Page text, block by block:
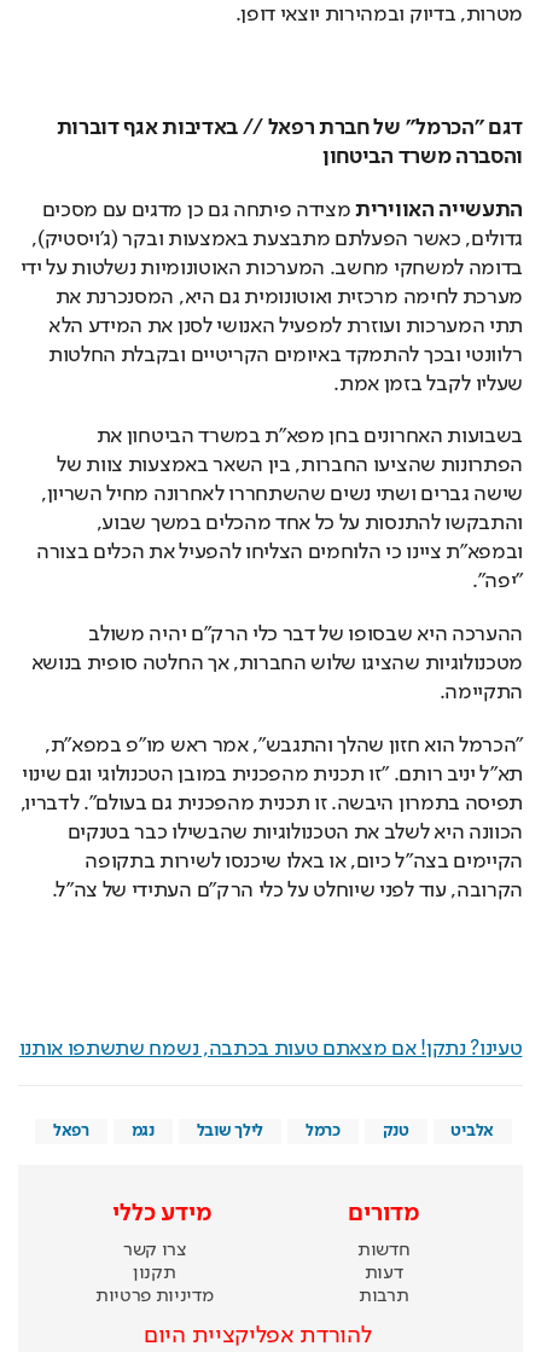
מטרות, בדיוק ובמהירות יוצאי דופן.
דגם "הכרמל" של חברת רפאל // באדיבות אגף דוברות
והסברה משרד הביטחון
התעשייה האווירית
מצידה פיתחה גם כן מדגים עם מסכים
גדולים, כאשר הפעלתם מתבצעת באמצעות ובקר (ג'ויסטיק),
בדומה למשחקי מחשב. המערכות האוטונומיות נשלטות על ידי
מערכת לחימה מרכזית ואוטונומית גם היא, המסנכרנת את
תתי המערכות ועוזרת למפעיל האנושי לסנן את המידע הלא
רלוונטי ובכך להתמקד באיומים הקריטיים ובקבלת החלטות
שעליו לקבל בזמן אמת.
בשבועות האחרונים בחן מפא"ת במשרד הביטחון את
הפתרונות שהציעו החברות, בין השאר באמצעות צוות של
שישה גברים ושתי נשים שהשתחררו לאחרונה מחיל השריון,
והתבקשו להתנסות על כל אחד מהכלים במשך שבוע,
ובמפא"ת ציינו כי הלוחמים הצליחו להפעיל את הכלים בצורה
"יפה".
ההערכה היא שבסופו של דבר כלי הרק"ם יהיה משולב
מטכנולוגיות שהציגו שלוש החברות, אך החלטה סופית בנושא
התקיימה.
"הכרמל הוא חזון שהלך והתגבש", אמר ראש מו"פ במפא"ת,
תא"ל יניב רותם. "זו תכנית מהפכנית במובן הטכנולוגי וגם שינוי
תפיסה בתמרון היבשה. זו תכנית מהפכנית גם בעולם". לדבריו,
הכוונה היא לשלב את הטכנולוגיות שהבשילו כבר בטנקים
הקיימים בצה"ל כיום, או באלו שיכנסו לשירות בתקופה
הקרובה, עוד לפני שיוחלט על כלי הרק"ם העתידי של צה"ל.
טעינו? נתקן! אם מצאתם טעות בכתבה, נשמח שתשתפו אותנו
אלביט טנק כרמל לילך שובל נגמ רפאל
מדורים
חדשות
דעות
תרבות
מידע כללי
צרו קשר
תקנון
מדיניות פרטיות
להורדת אפליקציית היום